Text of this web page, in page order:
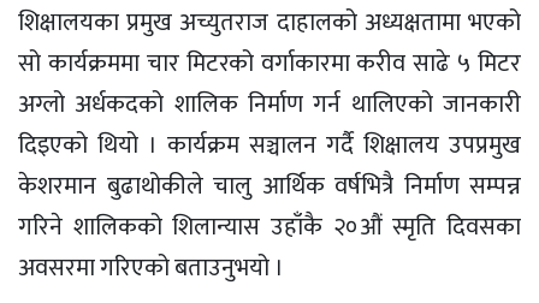
शिक्षालयका प्रमुख अच्युतराज दाहालको अध्यक्षतामा भएको
सो कार्यक्रममा चार मिटरको वर्गाकारमा करीव साढे ५ मिटर
अग्लो अर्धकदको शालिक निर्माण गर्न थालिएको जानकारी
दिइएको थियो । कार्यक्रम सञ्चालन गर्दै शिक्षालय उपप्रमुख
केशरमान बुढाथोकीले चालु आर्थिक वर्षभित्रै निर्माण सम्पन्न
गरिने शालिकको शिलान्यास उहाँकै २०औं स्मृति दिवसका
अवसरमा गरिएको बताउनुभयो ।